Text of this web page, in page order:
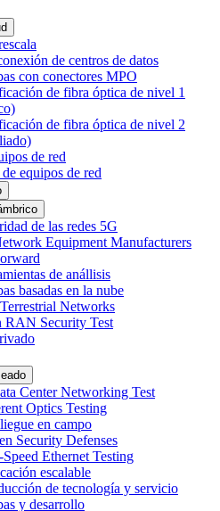
de centros de datos
con conectores MPO
de fibra óptica de nivel 1
de fibra óptica de nivel 2
de red
equipos de red
de las redes 5G
Equipment Manufacturers
de anállisis
basadas en la nube
Networks
RAN Security Test
Center Networking Test
Optics Testing
en campo
Security Defenses
Ethernet Testing
escalable
de tecnología y servicio
y desarrollo